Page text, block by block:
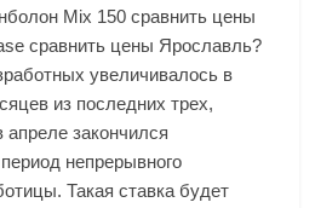
Mix 150 сравнить цены
сравнить цены Ярославль?
увеличивалось в
из последних трех,
апреле закончился
непрерывного
Такая ставка будет